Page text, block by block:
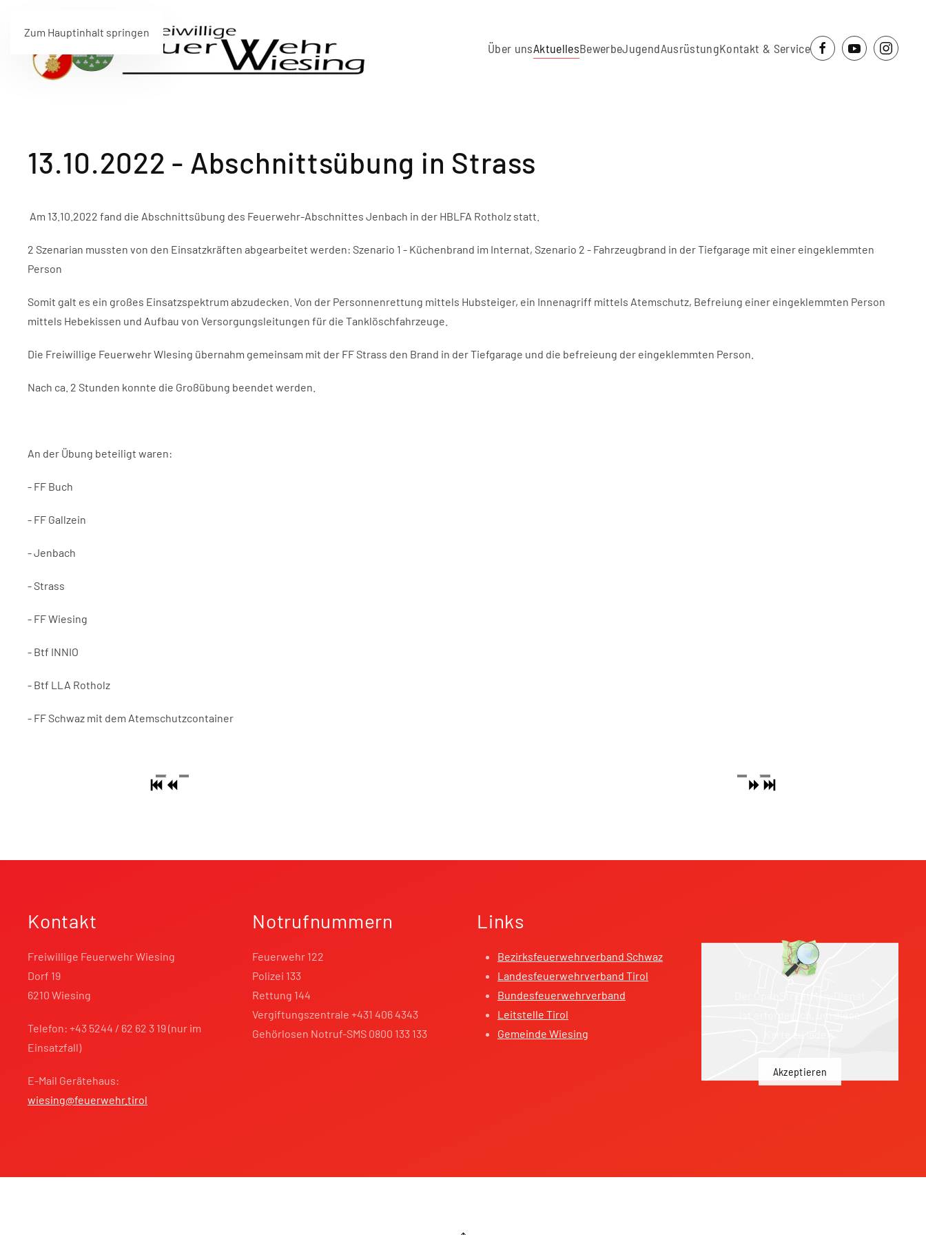
Zum Hauptinhalt springen
Über unsAktuellesBewerbeJugendAusrüstungKontakt & Service
13.10.2022 - Abschnittsübung in Strass
Am 13.10.2022 fand die Abschnittsübung des Feuerwehr-Abschnittes Jenbach in der HBLFA Rotholz statt.
2 Szenarian mussten von den Einsatzkräften abgearbeitet werden: Szenario 1 - Küchenbrand im Internat, Szenario 2 - Fahrzeugbrand in der Tiefgarage mit einer eingeklemmten
Person
Somit galt es ein großes Einsatzspektrum abzudecken. Von der Personnenrettung mittels Hubsteiger, ein Innenagriff mittels Atemschutz, Befreiung einer eingeklemmten Person
mittels Hebekissen und Aufbau von Versorgungsleitungen für die Tanklöschfahrzeuge.
Die Freiwillige Feuerwehr WIesing übernahm gemeinsam mit der FF Strass den Brand in der Tiefgarage und die befreieung der eingeklemmten Person.
Nach ca. 2 Stunden konnte die Großübung beendet werden.
An der Übung beteiligt waren:
- FF Buch
- FF Gallzein
- Jenbach
- Strass
- FF Wiesing
- Btf INNIO
- Btf LLA Rotholz
- FF Schwaz mit dem Atemschutzcontainer
Kontakt
Freiwillige Feuerwehr Wiesing
Dorf 19
6210 Wiesing
Telefon: +43 5244 / 62 62 3 19 (nur im
Einsatzfall)
E-Mail Gerätehaus:
wiesing@feuerwehr.tirol
Notrufnummern
Feuerwehr 122
Polizei 133
Rettung 144
Vergiftungszentrale +431 406 4343
Gehörlosen Notruf-SMS 0800 133 133
Links
Bezirksfeuerwehrverband Schwaz
Landesfeuerwehrverband Tirol
Bundesfeuerwehrverband
Leitstelle Tirol
Gemeinde Wiesing
Akzeptieren